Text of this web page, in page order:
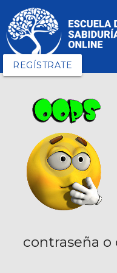
REGÍSTRATE
contraseña